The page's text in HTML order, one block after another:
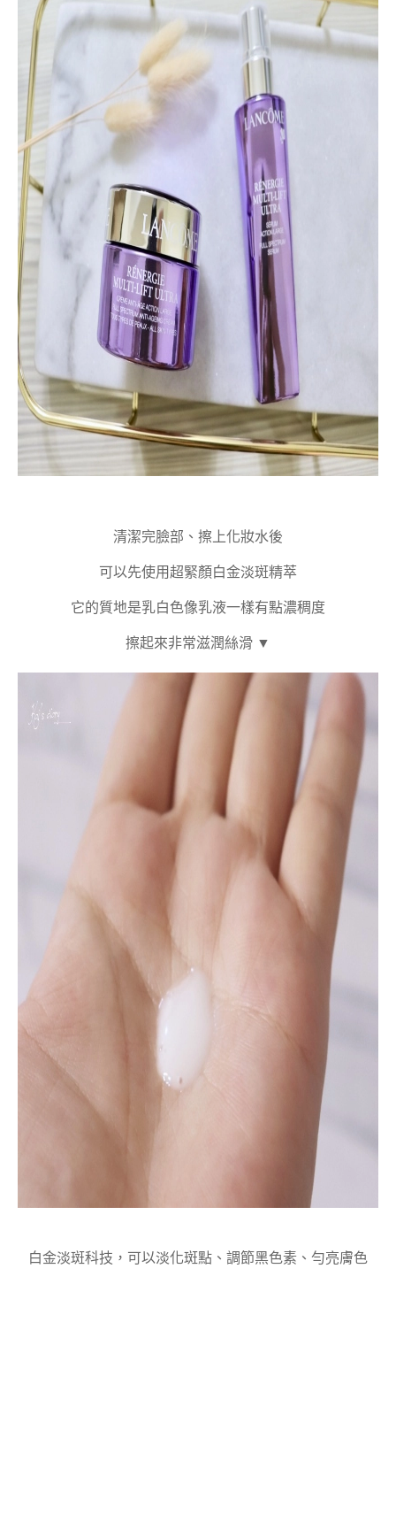
清潔完臉部、擦上化妝水後
可以先使用超緊顏白金淡斑精萃
它的質地是乳白色像乳液一樣有點濃稠度
擦起來非常滋潤絲滑 ▼
白金淡斑科技，可以淡化斑點、調節黑色素、勻亮膚色